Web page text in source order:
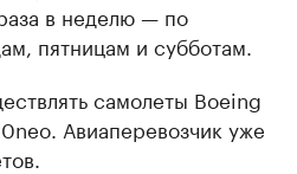
в неделю — по
пятницам и субботам.
самолеты Boeing
Авиаперевозчик уже